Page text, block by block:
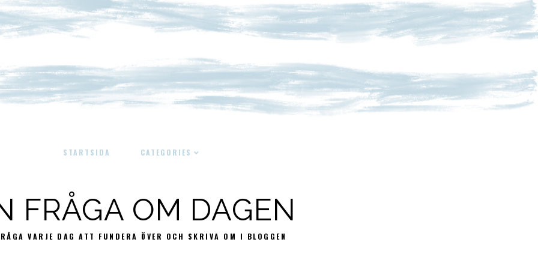
STARTSIDA CATEGORIES
FRÅGA OM DAGEN
VARJE DAG ATT FUNDERA ÖVER OCH SKRIVA OM I BLOGGEN